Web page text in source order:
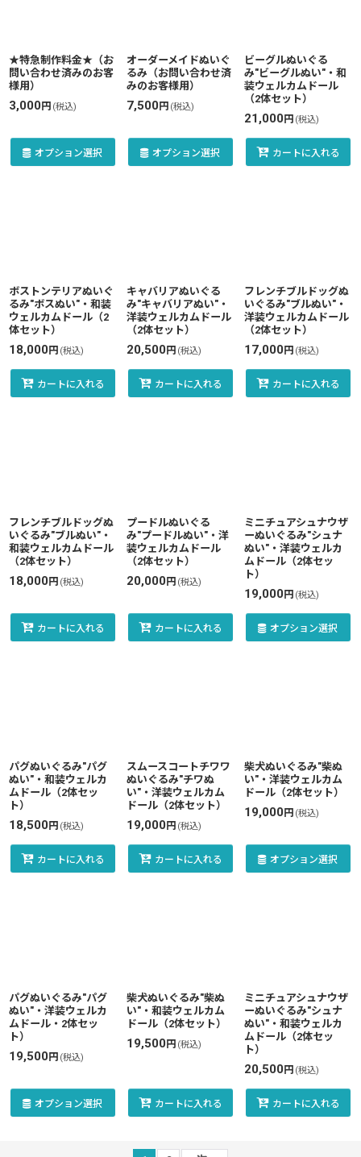
★特急制作料金★（お
問い合わせ済みのお客
様用）
3,000円 (税込)
オプション選択
オーダーメイドぬいぐ
るみ（お問い合わせ済
みのお客様用）
7,500円 (税込)
オプション選択
ビーグルぬいぐる
み"ビーグルぬい"・和
装ウェルカムドール
（2体セット）
21,000円 (税込)
カートに入れる
ボストンテリアぬいぐ
るみ"ボスぬい"・和装
ウェルカムドール（2
体セット）
18,000円 (税込)
カートに入れる
キャバリアぬいぐる
み"キャバリアぬい"・
洋装ウェルカムドール
（2体セット）
20,500円 (税込)
カートに入れる
フレンチブルドッグぬ
いぐるみ"ブルぬい"・
洋装ウェルカムドール
（2体セット）
17,000円 (税込)
カートに入れる
フレンチブルドッグぬ
いぐるみ"ブルぬい"・
和装ウェルカムドール
（2体セット）
18,000円 (税込)
カートに入れる
プードルぬいぐる
み"プードルぬい"・洋
装ウェルカムドール
（2体セット）
20,000円 (税込)
カートに入れる
ミニチュアシュナウザ
ーぬいぐるみ"シュナ
ぬい"・洋装ウェルカ
ムドール（2体セッ
ト）
19,000円 (税込)
オプション選択
パグぬいぐるみ"パグ
ぬい"・和装ウェルカ
ムドール（2体セッ
ト）
18,500円 (税込)
カートに入れる
スムースコートチワワ
ぬいぐるみ"チワぬ
い"・洋装ウェルカム
ドール（2体セット）
19,000円 (税込)
カートに入れる
柴犬ぬいぐるみ"柴ぬ
い"・洋装ウェルカム
ドール（2体セット）
19,000円 (税込)
オプション選択
パグぬいぐるみ"パグ
ぬい"・洋装ウェルカ
ムドール・2体セッ
ト）
19,500円 (税込)
オプション選択
柴犬ぬいぐるみ"柴ぬ
い"・和装ウェルカム
ドール（2体セット）
19,500円 (税込)
カートに入れる
ミニチュアシュナウザ
ーぬいぐるみ"シュナ
ぬい"・和装ウェルカ
ムドール（2体セッ
ト）
20,500円 (税込)
カートに入れる